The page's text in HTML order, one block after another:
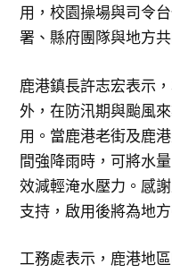
用，校園操場與司令
署、縣府團隊與地方
鹿港鎮長許志宏表示
外，在防汛期與颱風
用。當鹿港老街及鹿
間強降雨時，可將水
效減輕淹水壓力。感
支持，啟用後將為地
工務處表示，鹿港地